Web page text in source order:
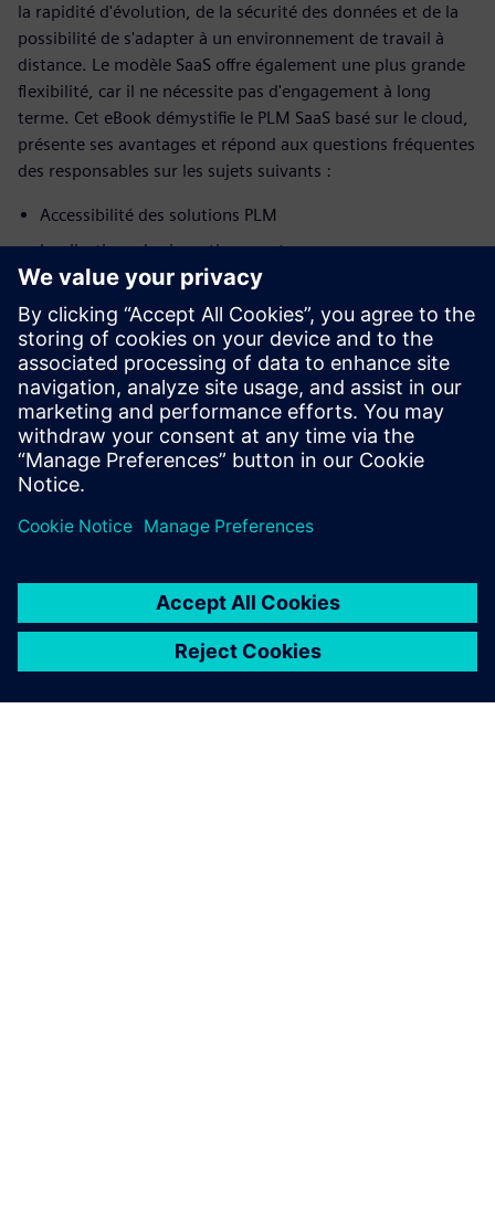
la rapidité d'évolution, de la sécurité des données et de la
possibilité de s'adapter à un environnement de travail à
distance. Le modèle SaaS offre également une plus grande
flexibilité, car il ne nécessite pas d'engagement à long
terme. Cet eBook démystifie le PLM SaaS basé sur le cloud,
présente ses avantages et répond aux questions fréquentes
des responsables sur les sujets suivants :
Accessibilité des solutions PLM
Implications des investissements
Déplacement de la charge informatique
Commencer petit, évoluer intelligemment
Mise à jour constante
Protection des données produit
Plus de flexibilité grâce au travail à distance
Partager